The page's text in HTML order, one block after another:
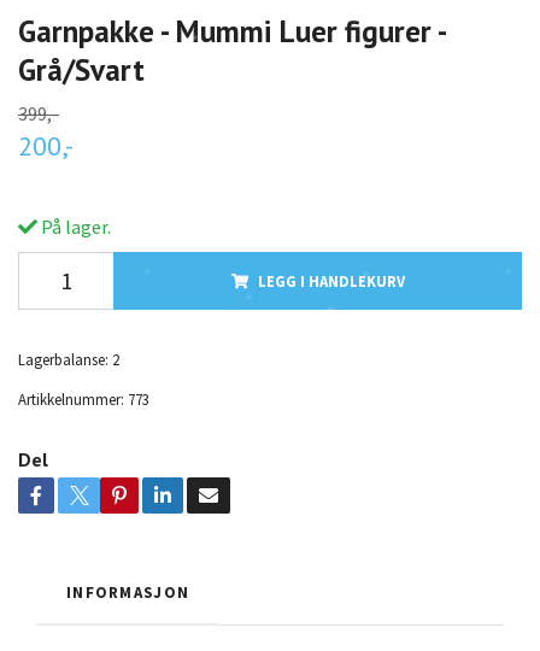
Garnpakke - Mummi Luer figurer -
Grå/Svart
399,-
200,-
På lager.
LEGG I HANDLEKURV
Lagerbalanse: 2
Artikkelnummer: 773
Del
INFORMASJON